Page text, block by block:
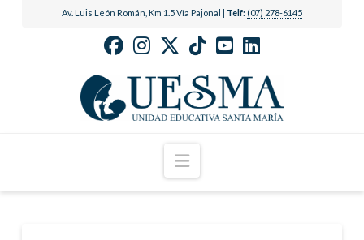
Av. Luis León Román, Km 1.5 Vía Pajonal | Telf: (07) 278-6145
Navigation